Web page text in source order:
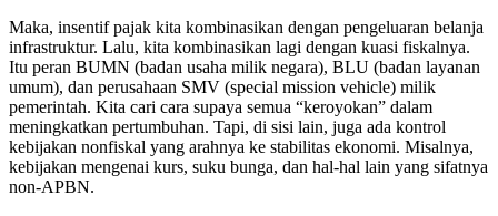
Maka, insentif pajak kita kombinasikan dengan pengeluaran belanja
infrastruktur. Lalu, kita kombinasikan lagi dengan kuasi fiskalnya.
Itu peran BUMN (badan usaha milik negara), BLU (badan layanan
umum), dan perusahaan SMV (special mission vehicle) milik
pemerintah. Kita cari cara supaya semua “keroyokan” dalam
meningkatkan pertumbuhan. Tapi, di sisi lain, juga ada kontrol
kebijakan nonfiskal yang arahnya ke stabilitas ekonomi. Misalnya,
kebijakan mengenai kurs, suku bunga, dan hal-hal lain yang sifatnya
non-APBN.